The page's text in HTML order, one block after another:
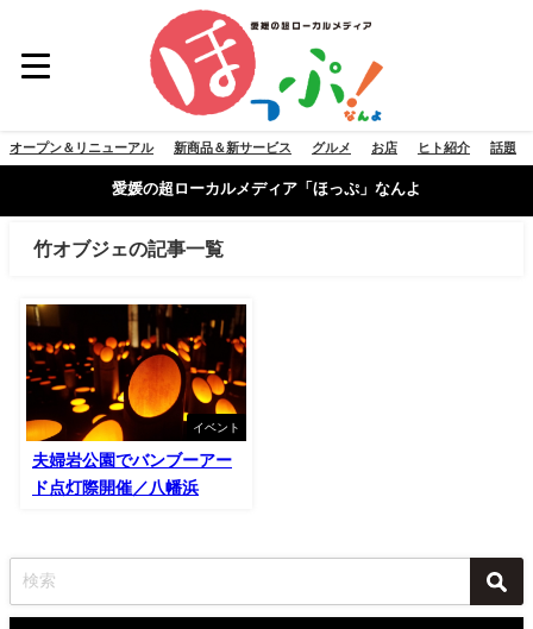
オープン＆リニューアル 新商品＆新サービス グルメ お店 ヒト紹介 話題
愛媛の超ローカルメディア「ほっぷ」なんよ
竹オブジェの記事一覧
イベント
夫婦岩公園でバンブーアー
ド点灯際開催／八幡浜